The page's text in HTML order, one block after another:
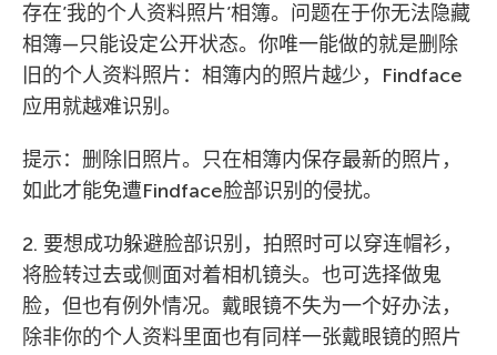
存在’我的个人资料照片’相簿。问题在于你无法隐藏
相簿—只能设定公开状态。你唯一能做的就是删除
旧的个人资料照片：相簿内的照片越少，Findface
应用就越难识别。
提示：删除旧照片。只在相簿内保存最新的照片，
如此才能免遭Findface脸部识别的侵扰。
2. 要想成功躲避脸部识别，拍照时可以穿连帽衫，
将脸转过去或侧面对着相机镜头。也可选择做鬼
脸，但也有例外情况。戴眼镜不失为一个好办法，
除非你的个人资料里面也有同样一张戴眼镜的照片